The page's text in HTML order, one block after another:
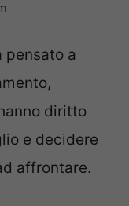
pensato a
diritto
e decidere
affrontare.